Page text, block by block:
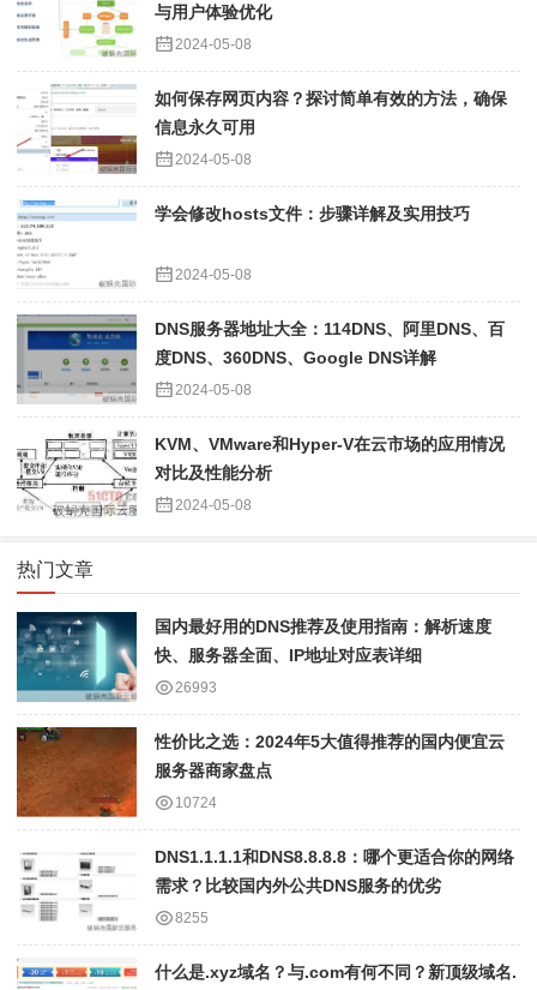
与用户体验优化
2024-05-08
如何保存网页内容？探讨简单有效的方法，确保
信息永久可用
2024-05-08
学会修改hosts文件：步骤详解及实用技巧
2024-05-08
DNS服务器地址大全：114DNS、阿里DNS、百
度DNS、360DNS、Google DNS详解
2024-05-08
KVM、VMware和Hyper-V在云市场的应用情况
对比及性能分析
2024-05-08
热门文章
国内最好用的DNS推荐及使用指南：解析速度
快、服务器全面、IP地址对应表详细
26993
性价比之选：2024年5大值得推荐的国内便宜云
服务器商家盘点
10724
DNS1.1.1.1和DNS8.8.8.8：哪个更适合你的网络
需求？比较国内外公共DNS服务的优劣
8255
什么是.xyz域名？与.com有何不同？新顶级域名.